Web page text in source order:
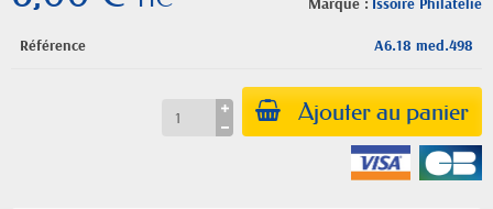
Référence A6.18 med.498
Ajouter au panier